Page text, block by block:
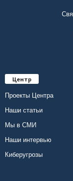
Центр
Проекты Центра
Наши статьи
Мы в СМИ
Наши интервью
Киберугрозы